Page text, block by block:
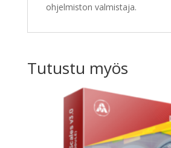
ohjelmiston valmistaja.
Tutustu myös